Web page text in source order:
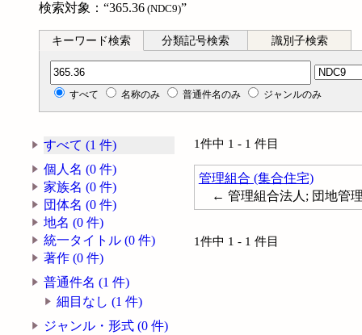
検索対象：“365.36 (NDC9)”
キーワード検索 分類記号検索 識別子検索
分類記号検索
すべて 名称のみ 普通件名のみ ジャンルのみ
すべて (1 件)
個人名 (0 件)
家族名 (0 件)
団体名 (0 件)
地名 (0 件)
統一タイトル (0 件)
著作 (0 件)
普通件名 (1 件)
細目なし (1 件)
ジャンル・形式 (0 件)
1件中 1 - 1 件目
管理組合 (集合住宅)
← 管理組合法人; 団地管理
1件中 1 - 1 件目